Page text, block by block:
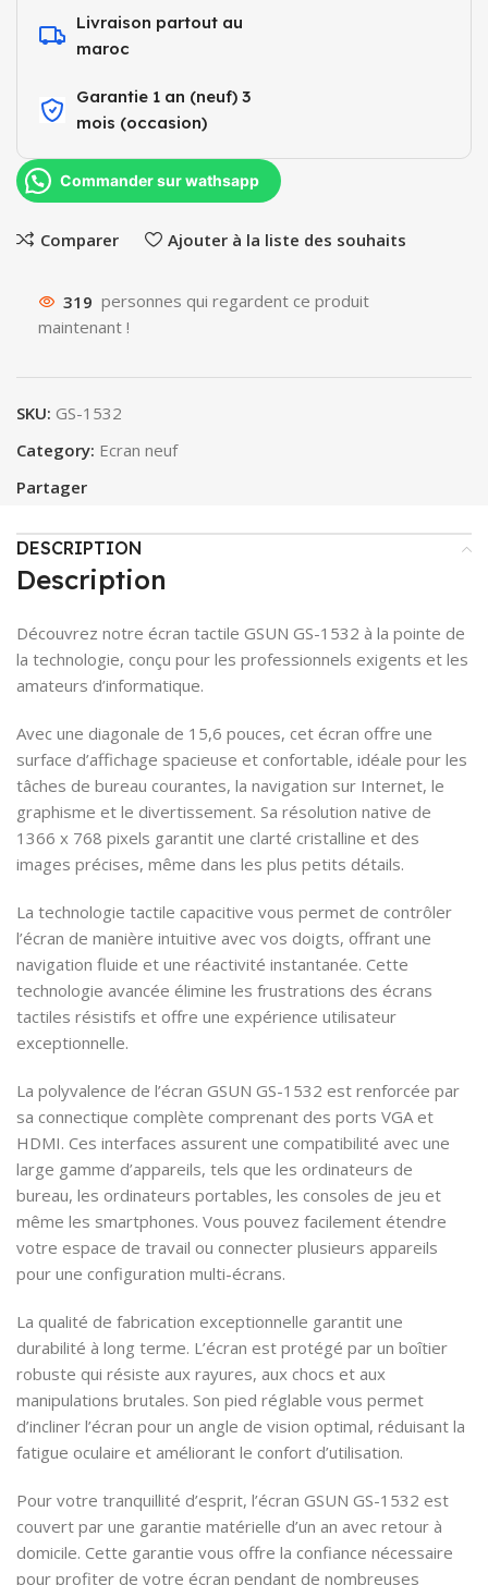
Livraison partout au
maroc
Garantie 1 an (neuf) 3
mois (occasion)​
Commander sur wathsapp
Comparer Ajouter à la liste des souhaits
319 personnes qui regardent ce produit
maintenant !
SKU: GS-1532
Category: Ecran neuf
Partager
DESCRIPTION
Description
Découvrez notre écran tactile GSUN GS-1532 à la pointe de
la technologie, conçu pour les professionnels exigents et les
amateurs d’informatique.
Avec une diagonale de 15,6 pouces, cet écran offre une
surface d’affichage spacieuse et confortable, idéale pour les
tâches de bureau courantes, la navigation sur Internet, le
graphisme et le divertissement. Sa résolution native de
1366 x 768 pixels garantit une clarté cristalline et des
images précises, même dans les plus petits détails.
La technologie tactile capacitive vous permet de contrôler
l’écran de manière intuitive avec vos doigts, offrant une
navigation fluide et une réactivité instantanée. Cette
technologie avancée élimine les frustrations des écrans
tactiles résistifs et offre une expérience utilisateur
exceptionnelle.
La polyvalence de l’écran GSUN GS-1532 est renforcée par
sa connectique complète comprenant des ports VGA et
HDMI. Ces interfaces assurent une compatibilité avec une
large gamme d’appareils, tels que les ordinateurs de
bureau, les ordinateurs portables, les consoles de jeu et
même les smartphones. Vous pouvez facilement étendre
votre espace de travail ou connecter plusieurs appareils
pour une configuration multi-écrans.
La qualité de fabrication exceptionnelle garantit une
durabilité à long terme. L’écran est protégé par un boîtier
robuste qui résiste aux rayures, aux chocs et aux
manipulations brutales. Son pied réglable vous permet
d’incliner l’écran pour un angle de vision optimal, réduisant la
fatigue oculaire et améliorant le confort d’utilisation.
Pour votre tranquillité d’esprit, l’écran GSUN GS-1532 est
couvert par une garantie matérielle d’un an avec retour à
domicile. Cette garantie vous offre la confiance nécessaire
pour profiter de votre écran pendant de nombreuses